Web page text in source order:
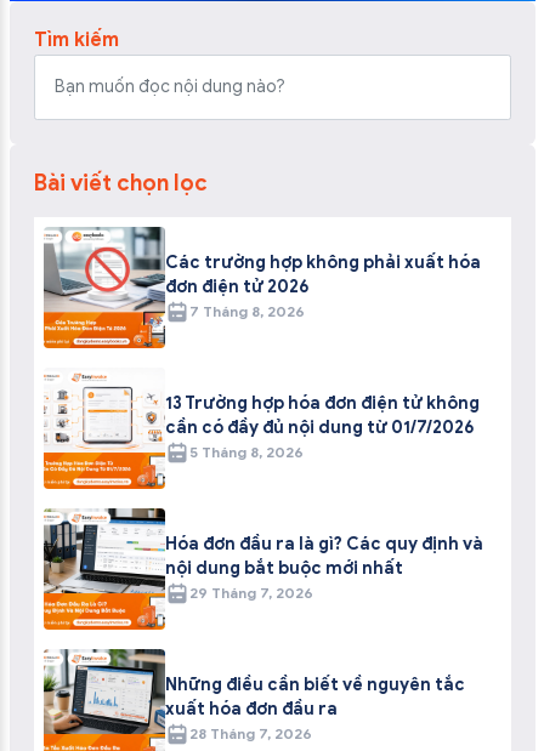
Tìm kiếm
Bài viết chọn lọc
Các trường hợp không phải xuất hóa
đơn điện tử 2026
7 Tháng 8, 2026
13 Trường hợp hóa đơn điện tử không
cần có đầy đủ nội dung từ 01/7/2026
5 Tháng 8, 2026
Hóa đơn đầu ra là gì? Các quy định và
nội dung bắt buộc mới nhất
29 Tháng 7, 2026
Những điều cần biết về nguyên tắc
xuất hóa đơn đầu ra
28 Tháng 7, 2026